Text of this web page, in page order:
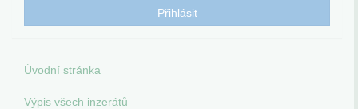
Úvodní stránka
Výpis všech inzerátů